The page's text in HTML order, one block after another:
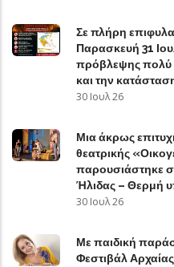
Σε πλήρη
Παρασκευή 31
πρόβλεψης πολύ
και την
30 Ιουλ 26
Μια άκρως
θεατρικής
παρουσιάστηκε
Ήλιδας – Θερμή
30 Ιουλ 26
Με παιδική
Φεστιβάλ